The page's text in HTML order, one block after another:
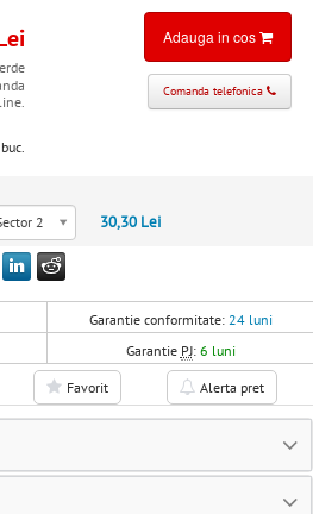
buc.
Adauga in cos
Comanda telefonica
2
30,30 Lei
Garantie conformitate: 24 luni
Garantie PJ: 6 luni
Favorit Alerta pret